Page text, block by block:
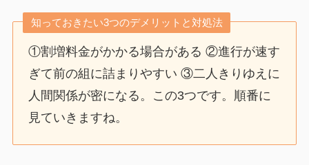
知っておきたい3つのデメリットと対処法
①割増料金がかかる場合がある ②進行が速す
ぎて前の組に詰まりやすい ③二人きりゆえに
人間関係が密になる。この3つです。順番に
見ていきますね。